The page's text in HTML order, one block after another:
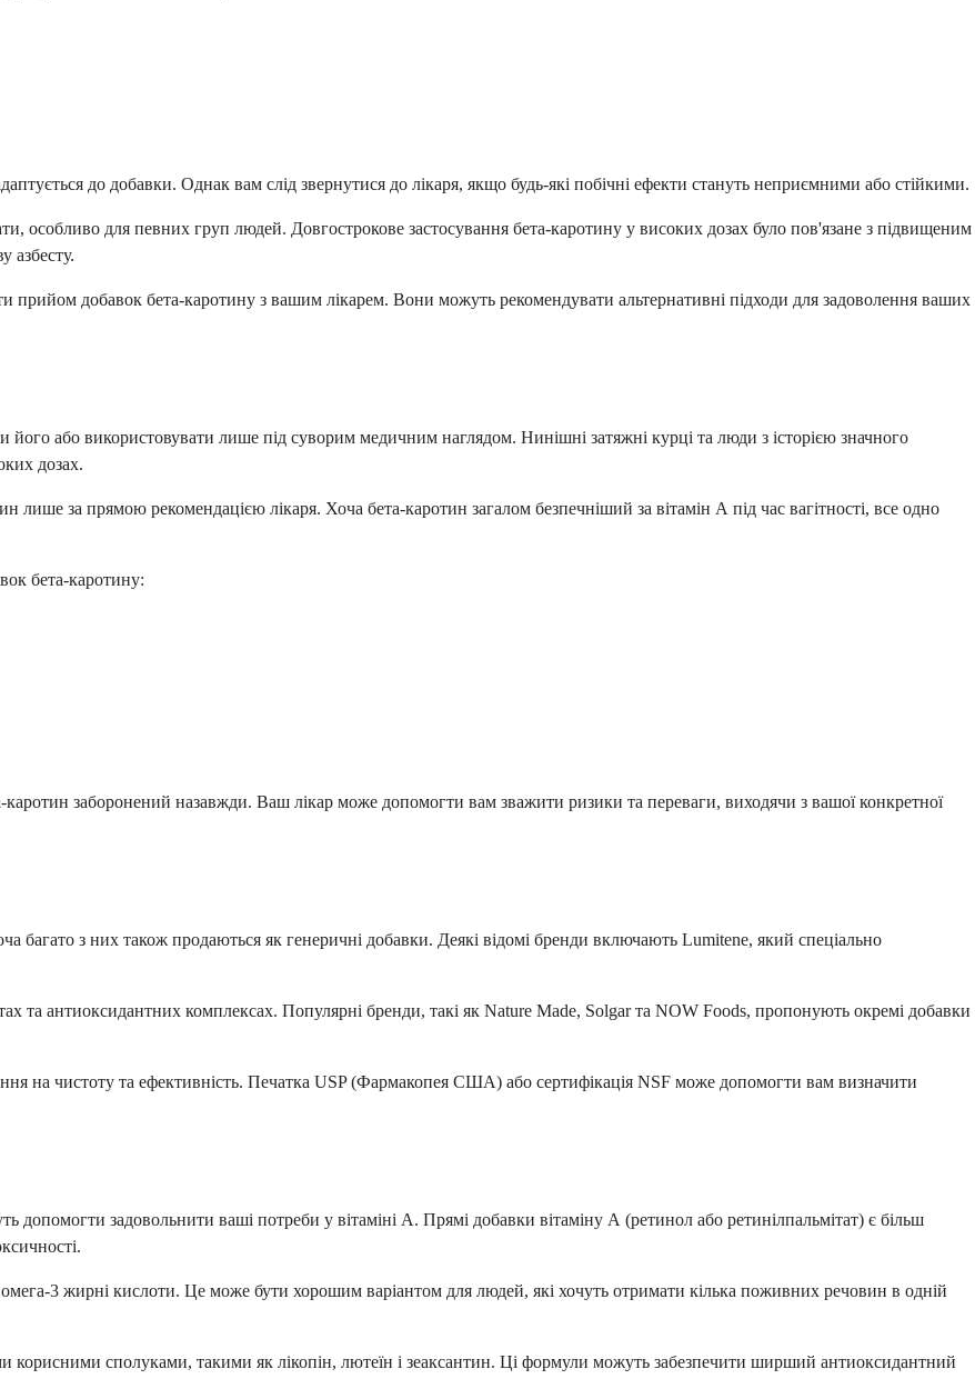
до добавки. Однак вам слід звернутися до лікаря, якщо будь-які побічні ефекти стануть неприємними або стійкими.
особливо для певних груп людей. Довгострокове застосування бета-каротину у високих дозах було пов'язане з підвищеним
азбесту.
добавок бета-каротину з вашим лікарем. Вони можуть рекомендувати альтернативні підходи для задоволення ваших
його або використовувати лише під суворим медичним наглядом. Нинішні затяжні курці та люди з історією значного
дозах.
лише за прямою рекомендацією лікаря. Хоча бета-каротин загалом безпечніший за вітамін А під час вагітності, все одно
бета-каротину:
заборонений назавжди. Ваш лікар може допомогти вам зважити ризики та переваги, виходячи з вашої конкретної
багато з них також продаються як генеричні добавки. Деякі відомі бренди включають Lumitene, який спеціально
та антиоксидантних комплексах. Популярні бренди, такі як Nature Made, Solgar та NOW Foods, пропонують окремі добавки
на чистоту та ефективність. Печатка USP (Фармакопея США) або сертифікація NSF може допомогти вам визначити
допомогти задовольнити ваші потреби у вітаміні А. Прямі добавки вітаміну А (ретинол або ретинілпальмітат) є більш
3 жирні кислоти. Це може бути хорошим варіантом для людей, які хочуть отримати кілька поживних речовин в одній
корисними сполуками, такими як лікопін, лютеїн і зеаксантин. Ці формули можуть забезпечити ширший антиоксидантний